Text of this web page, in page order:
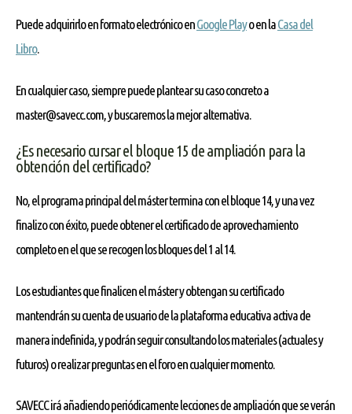
Puede adquirirlo en formato electrónico enGoogle Playo en laCasa del
Libro.
En cualquier caso, siempre puede plantear su caso concreto a
master@savecc.com, y buscaremos la mejor alternativa.
¿Es necesario cursar el bloque 15 de ampliación para la
obtención del certificado?
No, el programa principal del máster termina con el bloque 14, y una vez
finalizo con éxito, puede obtener el certificado de aprovechamiento
completo en el que se recogen los bloques del 1 al 14.
Los estudiantes que finalicen el máster y obtengan su certificado
mantendrán su cuenta de usuario de la plataforma educativa activa de
manera indefinida, y podrán seguir consultando los materiales (actuales y
futuros) o realizar preguntas en el foro en cualquier momento.
SAVECC irá añadiendo periódicamente lecciones de ampliación que se verán